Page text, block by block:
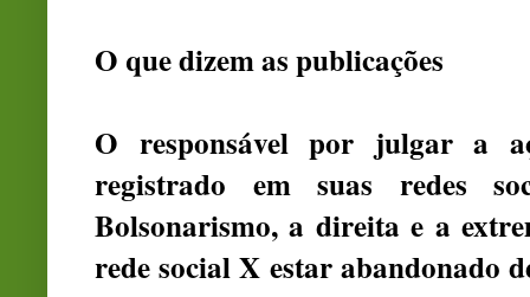
O que dizem as publicações
O responsável por julgar a
registrado em suas redes
Bolsonarismo, a direita e a
rede social X estar abandonado